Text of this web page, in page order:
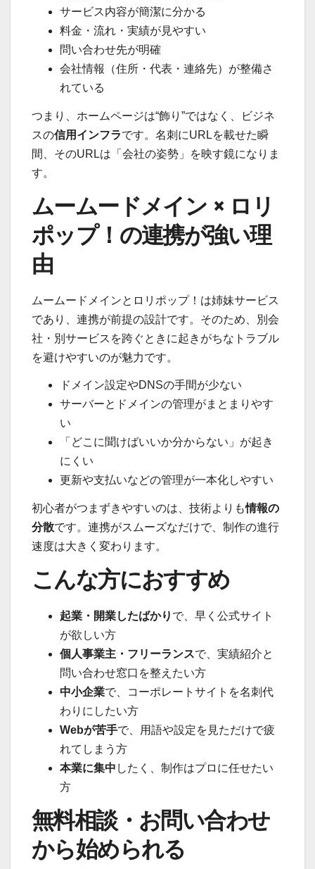
サービス内容が簡潔に分かる
料金・流れ・実績が見やすい
問い合わせ先が明確
会社情報（住所・代表・連絡先）が整備さ
れている
つまり、ホームページは“飾り”ではなく、ビジネ
スの信用インフラです。名刺にURLを載せた瞬
間、そのURLは「会社の姿勢」を映す鏡になりま
す。
ムームードメイン × ロリ
ポップ！の連携が強い理
由
ムームードメインとロリポップ！は姉妹サービス
であり、連携が前提の設計です。そのため、別会
社・別サービスを跨ぐときに起きがちなトラブル
を避けやすいのが魅力です。
ドメイン設定やDNSの手間が少ない
サーバーとドメインの管理がまとまりやす
い
「どこに聞けばいいか分からない」が起き
にくい
更新や支払いなどの管理が一本化しやすい
初心者がつまずきやすいのは、技術よりも情報の
分散です。連携がスムーズなだけで、制作の進行
速度は大きく変わります。
こんな方におすすめ
起業・開業したばかり で、早く公式サイト
が欲しい方
個人事業主・フリーランスで、実績紹介と
問い合わせ窓口を整えたい方
中小企業で、コーポレートサイトを名刺代
わりにしたい方
Webが苦手で、用語や設定を見ただけで疲
れてしまう方
本業に集中 したく、制作はプロに任せたい
方
無料相談・お問い合わせ
から始められる